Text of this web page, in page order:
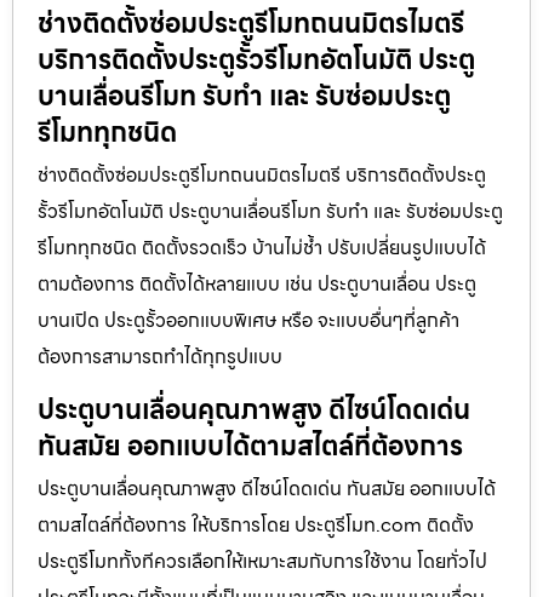
ช่างติดตั้งซ่อมประตูรีโมทถนนมิตรไมตรี
บริการติดตั้งประตูรั้วรีโมทอัตโนมัติ ประตู
บานเลื่อนรีโมท รับทำ และ รับซ่อมประตู
รีโมททุกชนิด
ช่างติดตั้งซ่อมประตูรีโมทถนนมิตรไมตรี บริการติดตั้งประตู
รั้วรีโมทอัตโนมัติ ประตูบานเลื่อนรีโมท รับทำ และ รับซ่อมประตู
รีโมททุกชนิด ติดตั้งรวดเร็ว บ้านไม่ช้ำ ปรับเปลี่ยนรูปแบบได้
ตามต้องการ ติดตั้งได้หลายแบบ เช่น ประตูบานเลื่อน ประตู
บานเปิด ประตูรั้วออกแบบพิเศษ หรือ จะแบบอื่นๆที่ลูกค้า
ต้องการสามารถทำได้ทุกรูปแบบ
ประตูบานเลื่อนคุณภาพสูง ดีไซน์โดดเด่น
ทันสมัย ออกแบบได้ตามสไตล์ที่ต้องการ
ประตูบานเลื่อนคุณภาพสูง ดีไซน์โดดเด่น ทันสมัย ออกแบบได้
ตามสไตล์ที่ต้องการ ให้บริการโดย ประตูรีโมท.com ติดตั้ง
ประตูรีโมททั้งทีควรเลือกให้เหมาะสมกับการใช้งาน โดยทั่วไป